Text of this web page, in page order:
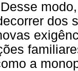
dos
a